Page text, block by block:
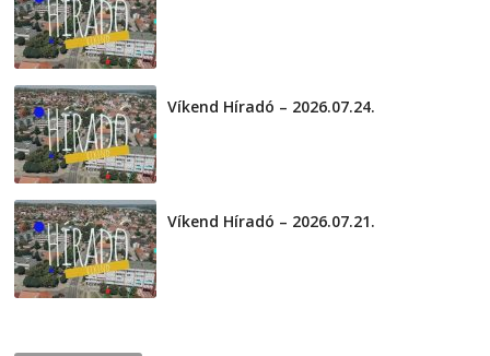
Víkend Híradó – 2026.07.24.
Víkend Híradó – 2026.07.21.